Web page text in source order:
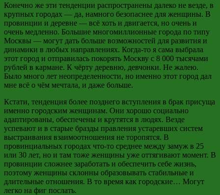
Конечно же эти тенденции распространены далеко не везде, в
крупных городах — да, намного безопаснее для женщины. В
провинции и деревне — всё хоть и двигается, но очень и
очень медленно. Большие многомиллионные города по типу
Москвы — могут дать больше возможностей для развития и
динамики в любых направлениях. Когда-то я сама выбрала
этот город и отправилась покорять Москву с 8 000 тысячами
рублей в кармане. К чёрту деревню, девчонки. Не жалею.
Было много лет неопределенности, но именно этот город дал
мне всё о чём мечтала, и даже больше.
Кстати, тенденция более позднего вступления в брак присуща
именно городским женщинам. Они хорошо социально
адаптированы, обеспечены и крутятся в людях. Везде
успевают и в старые бразды правления устаревших систем
выстраивания взаимоотношения не торопятся. В
провинциальных городах что-то среднее между замуж в 25
или 30 лет, но и там тоже женщины уже оттягивают момент. В
провинции сложнее заработать и обеспечить себе жизнь,
поэтому женщины склонны образовывать стабильные и
длительные отношения. В то время как городские… Могут
легко на фиг послать.